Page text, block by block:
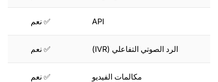
API ✅ نعم
الرد الصوتي التفاعلي (IVR) ✅ نعم
مكالمات الفيديو ✅ نعم